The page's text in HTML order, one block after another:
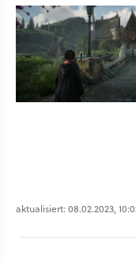
aktualisiert: 08.02.2023,